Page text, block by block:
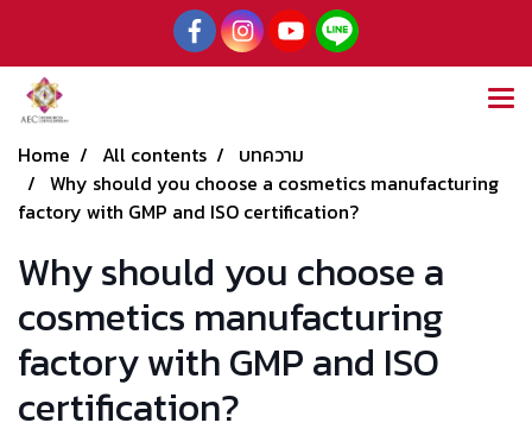
Home All contents
บทความ
Why should you choose a cosmetics manufacturing
factory with GMP and ISO certification?
Why should you choose a
cosmetics manufacturing
factory with GMP and ISO
certification?